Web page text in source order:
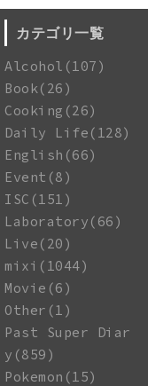
カテゴリ一覧
Alcohol(107)
Book(26)
Cooking(26)
Daily Life(128)
English(66)
Event(8)
ISC(151)
Laboratory(66)
Live(20)
mixi(1044)
Movie(6)
Other(1)
Past Super Diar
y(859)
Pokemon(15)